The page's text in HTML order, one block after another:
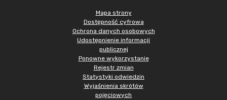
Mapa strony
Dostępność cyfrowa
Ochrona danych osobowych
Udostępnienie informacji
publicznej
Ponowne wykorzystanie
Rejestr zmian
Statystyki odwiedzin
Wyjaśnienia skrótów
pojęciowych